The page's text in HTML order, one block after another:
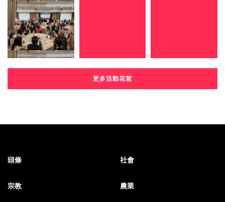
更多活動花絮
頭條 社會
宗教 農業